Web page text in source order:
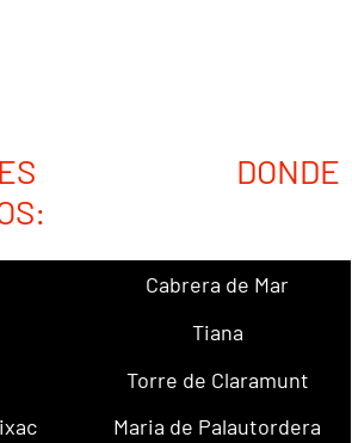
DONDE
Cabrera de Mar
Tiana
Torre de Claramunt
Maria de Palautordera